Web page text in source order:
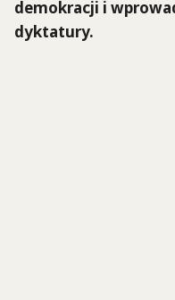
demokracji i
dyktatury.